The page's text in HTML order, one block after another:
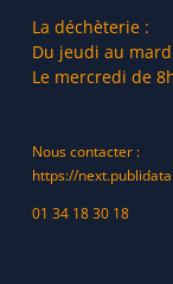
La déchèterie :
Du jeudi au
Le mercredi de
Nous contacter :
https://
01 34 18 30 18